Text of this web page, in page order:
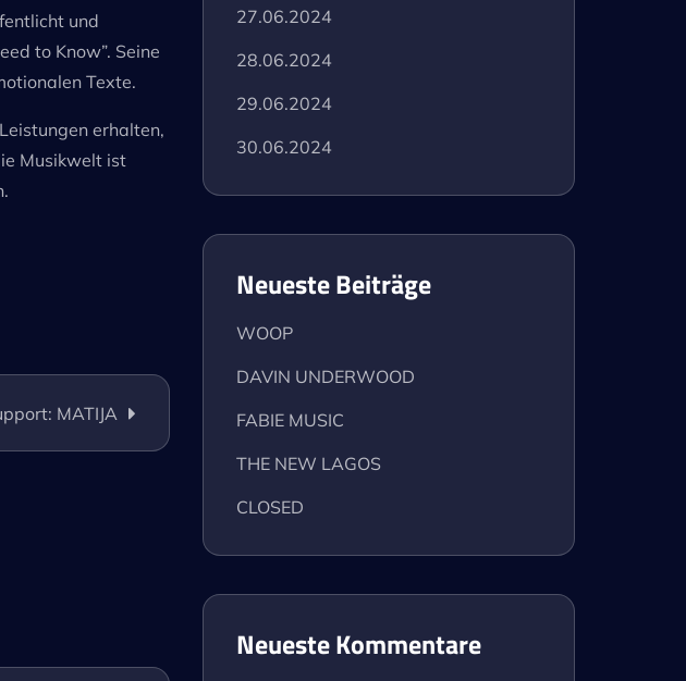
und
to Know”. Seine
Texte.
erhalten,
Musikwelt ist
MATIJA
27.06.2024
28.06.2024
29.06.2024
30.06.2024
Neueste Beiträge
WOOP
DAVIN UNDERWOOD
FABIE MUSIC
THE NEW LAGOS
CLOSED
Neueste Kommentare